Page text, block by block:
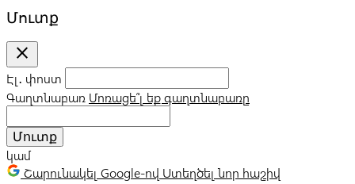
Մուտք
close
Էլ․ փոստ
Գաղտնաբառ Մոռացե՞լ եք գաղտնաբառը
Մուտք
կամ
Շարունակել Google-ով Ստեղծել նոր հաշիվ